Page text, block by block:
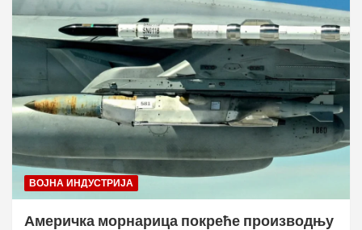
ВОЈНА ИНДУСТРИЈА
Америчка морнарица покреће производњу